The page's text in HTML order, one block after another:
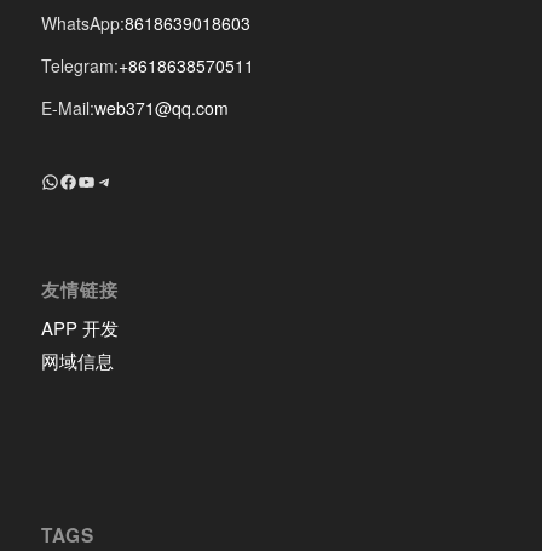
WhatsApp:8618639018603
Telegram:+8618638570511
E-Mail:web371@qq.com
+8618639018603
Facebook
YouTube
Telegram
友情链接
APP 开发
网域信息
TAGS